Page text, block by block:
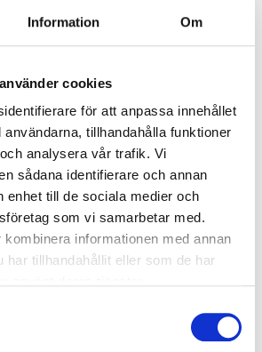
Information Om
cookies
för att anpassa innehållet
tillhandahålla funktioner
analysera vår trafik. Vi
sådana identifierare och annan
enhet till de sociala medier och
som vi samarbetar med.
informationen med annan
har tillhandahållit eller som de har
46259